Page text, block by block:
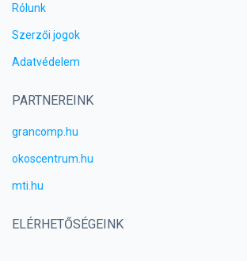
Rólunk
Szerzői jogok
Adatvédelem
PARTNEREINK
grancomp.hu
okoscentrum.hu
mti.hu
ELÉRHETŐSÉGEINK